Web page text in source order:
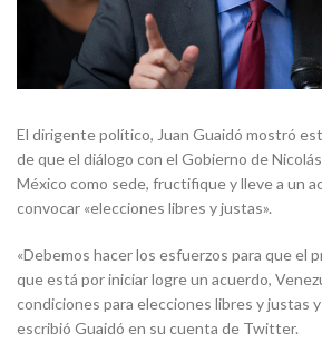
El dirigente político, Juan Guaidó mostró
de que el diálogo con el Gobierno de
México como sede, fructifique y lleve a un
convocar «elecciones libres y justas».
«Debemos hacer los esfuerzos para que el
que está por iniciar logre un acuerdo,
condiciones para elecciones libres y justas
escribió Guaidó en su cuenta de Twitter.